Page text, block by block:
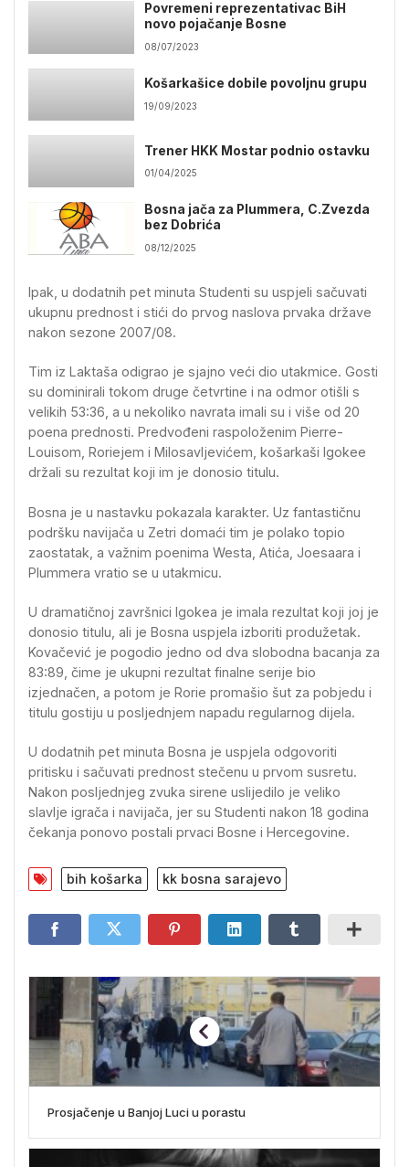
Povremeni reprezentativac BiH
novo pojačanje Bosne
08/07/2023
Košarkašice dobile povoljnu grupu
19/09/2023
Trener HKK Mostar podnio ostavku
01/04/2025
Bosna jača za Plummera, C.Zvezda
bez Dobrića
08/12/2025
Ipak, u dodatnih pet minuta Studenti su uspjeli sačuvati
ukupnu prednost i stići do prvog naslova prvaka države
nakon sezone 2007/08.
Tim iz Laktaša odigrao je sjajno veći dio utakmice. Gosti
su dominirali tokom druge četvrtine i na odmor otišli s
velikih 53:36, a u nekoliko navrata imali su i više od 20
poena prednosti. Predvođeni raspoloženim Pierre-
Louisom, Roriejem i Milosavljevićem, košarkaši Igokee
držali su rezultat koji im je donosio titulu.
Bosna je u nastavku pokazala karakter. Uz fantastičnu
podršku navijača u Zetri domaći tim je polako topio
zaostatak, a važnim poenima Westa, Atića, Joesaara i
Plummera vratio se u utakmicu.
U dramatičnoj završnici Igokea je imala rezultat koji joj je
donosio titulu, ali je Bosna uspjela izboriti produžetak.
Kovačević je pogodio jedno od dva slobodna bacanja za
83:89, čime je ukupni rezultat finalne serije bio
izjednačen, a potom je Rorie promašio šut za pobjedu i
titulu gostiju u posljednjem napadu regularnog dijela.
U dodatnih pet minuta Bosna je uspjela odgovoriti
pritisku i sačuvati prednost stečenu u prvom susretu.
Nakon posljednjeg zvuka sirene uslijedilo je veliko
slavlje igrača i navijača, jer su Studenti nakon 18 godina
čekanja ponovo postali prvaci Bosne i Hercegovine.
bih košarka kk bosna sarajevo
Prosjačenje u Banjoj Luci u porastu